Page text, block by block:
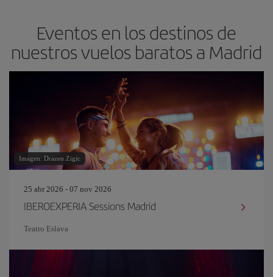
Eventos en los destinos de
nuestros vuelos baratos a Madrid
Imagen: Drazen Zigic
25 abr 2026 - 07 nov 2026
IBEROEXPERIA Sessions Madrid
Teatro Eslava